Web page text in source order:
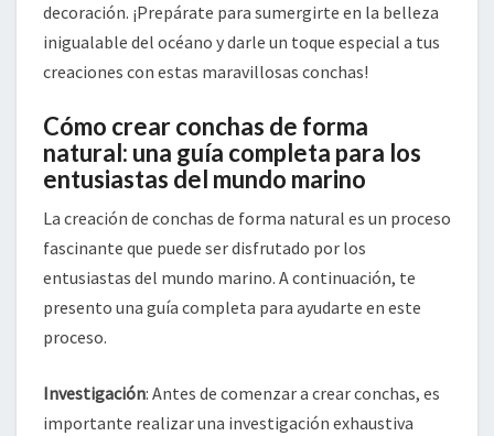
decoración. ¡Prepárate para sumergirte en la belleza
inigualable del océano y darle un toque especial a tus
creaciones con estas maravillosas conchas!
Cómo crear conchas de forma
natural: una guía completa para los
entusiastas del mundo marino
La creación de conchas de forma natural es un proceso
fascinante que puede ser disfrutado por los
entusiastas del mundo marino. A continuación, te
presento una guía completa para ayudarte en este
proceso.
Investigación: Antes de comenzar a crear conchas, es
importante realizar una investigación exhaustiva